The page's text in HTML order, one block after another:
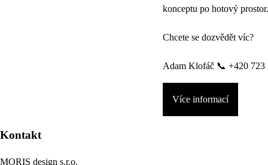
konceptu po hotový prostor.
Chcete se dozvědět víc?
Adam Klofáč 📞 +420 723
Více informací
Kontakt
MORIS design s.r.o.